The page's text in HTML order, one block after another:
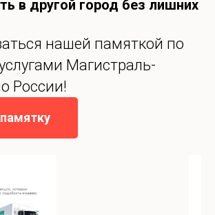
в другой город без лишних
нашей памяткой по
Магистраль-
России!